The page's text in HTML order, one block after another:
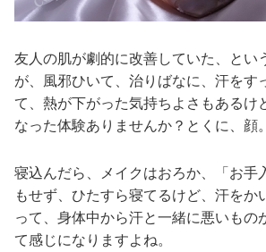
友人の肌が劇的に改善していた、とい
が、風邪ひいて、治りばなに、汗をす
て、熱が下がった気持ちよさもあるけ
なった体験ありませんか？とくに、顔。
寝込んだら、メイクはおろか、「お手
もせず、ひたすら寝てるけど、汗をか
って、身体中から汗と一緒に悪いもの
て感じになりますよね。